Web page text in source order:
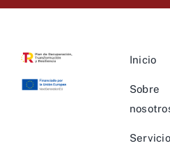
Inicio
Sobre